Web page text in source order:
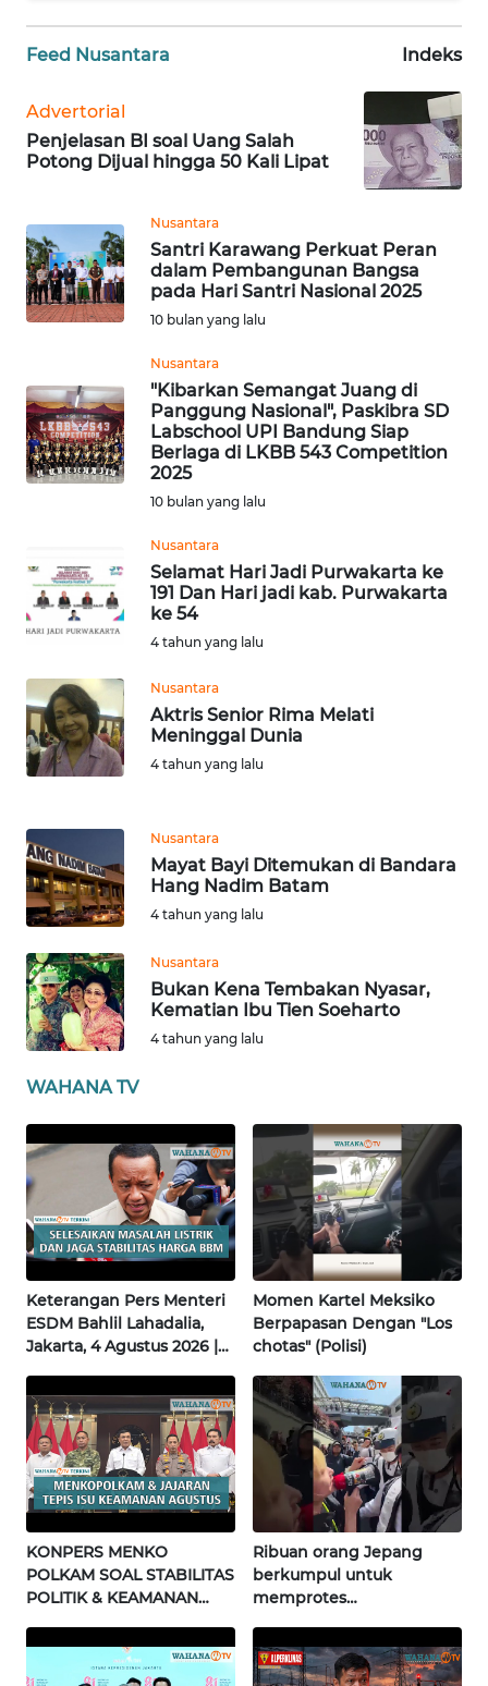
Feed Nusantara Indeks
Advertorial
Penjelasan BI soal Uang Salah
Potong Dijual hingga 50 Kali Lipat
Nusantara
Santri Karawang Perkuat Peran
dalam Pembangunan Bangsa
pada Hari Santri Nasional 2025
10 bulan yang lalu
Nusantara
"Kibarkan Semangat Juang di
Panggung Nasional", Paskibra SD
Labschool UPI Bandung Siap
Berlaga di LKBB 543 Competition
2025
10 bulan yang lalu
Nusantara
Selamat Hari Jadi Purwakarta ke
191 Dan Hari jadi kab. Purwakarta
ke 54
4 tahun yang lalu
Nusantara
Aktris Senior Rima Melati
Meninggal Dunia
4 tahun yang lalu
Nusantara
Mayat Bayi Ditemukan di Bandara
Hang Nadim Batam
4 tahun yang lalu
Nusantara
Bukan Kena Tembakan Nyasar,
Kematian Ibu Tien Soeharto
4 tahun yang lalu
WAHANA TV
Keterangan Pers Menteri
ESDM Bahlil Lahadalia,
Jakarta, 4 Agustus 2026 |
Momen Kartel Meksiko
Berpapasan Dengan "Los
chotas" (Polisi)
KONPERS MENKO
POLKAM SOAL STABILITAS
POLITIK & KEAMANAN
Terkini
Ribuan orang Jepang
berkumpul untuk
memprotes
pertama di Fujisawa
PAPUA
WN
RIAU
WN
SERAMBI
WN
JAMBI
WN
SULTRA
WN
NTB
SULTENG
WN
WN
BABEL
WN
SUMSEL
BENGKULU
WN
LAMPUNG
JATENG
NUSANTARA
JOGJA
WN
JATIM
WN
BALI
WN
KALBAR
WN